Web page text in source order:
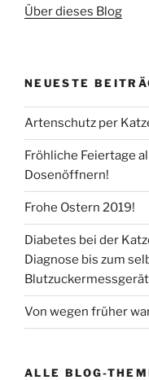
Über dieses Blog
NEUESTE
Artenschutz per
Fröhliche Feiertage
Dosenöffnern!
Frohe Ostern 2019!
Diabetes bei der
Diagnose bis zum
Von wegen früher
ALLE BLOG-